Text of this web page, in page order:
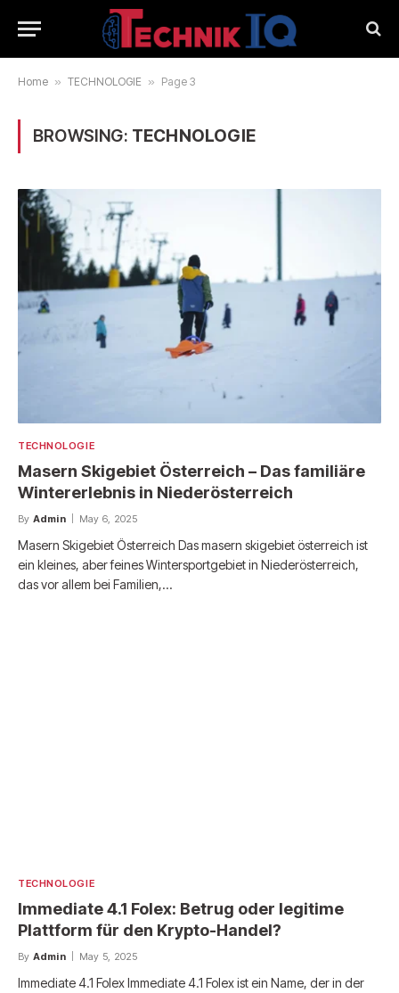
Home » TECHNOLOGIE » Page 3
BROWSING: TECHNOLOGIE
TECHNOLOGIE
Masern Skigebiet Österreich – Das familiäre
Wintererlebnis in Niederösterreich
By Admin May 6, 2025
Masern Skigebiet Österreich Das masern skigebiet österreich ist
ein kleines, aber feines Wintersportgebiet in Niederösterreich,
das vor allem bei Familien,…
TECHNOLOGIE
Immediate 4.1 Folex: Betrug oder legitime
Plattform für den Krypto-Handel?
By Admin May 5, 2025
Immediate 4.1 Folex Immediate 4.1 Folex ist ein Name, der in der